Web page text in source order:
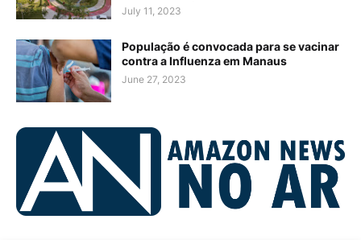
July 11, 2023
População é convocada para se vacinar
contra a Influenza em Manaus
June 27, 2023